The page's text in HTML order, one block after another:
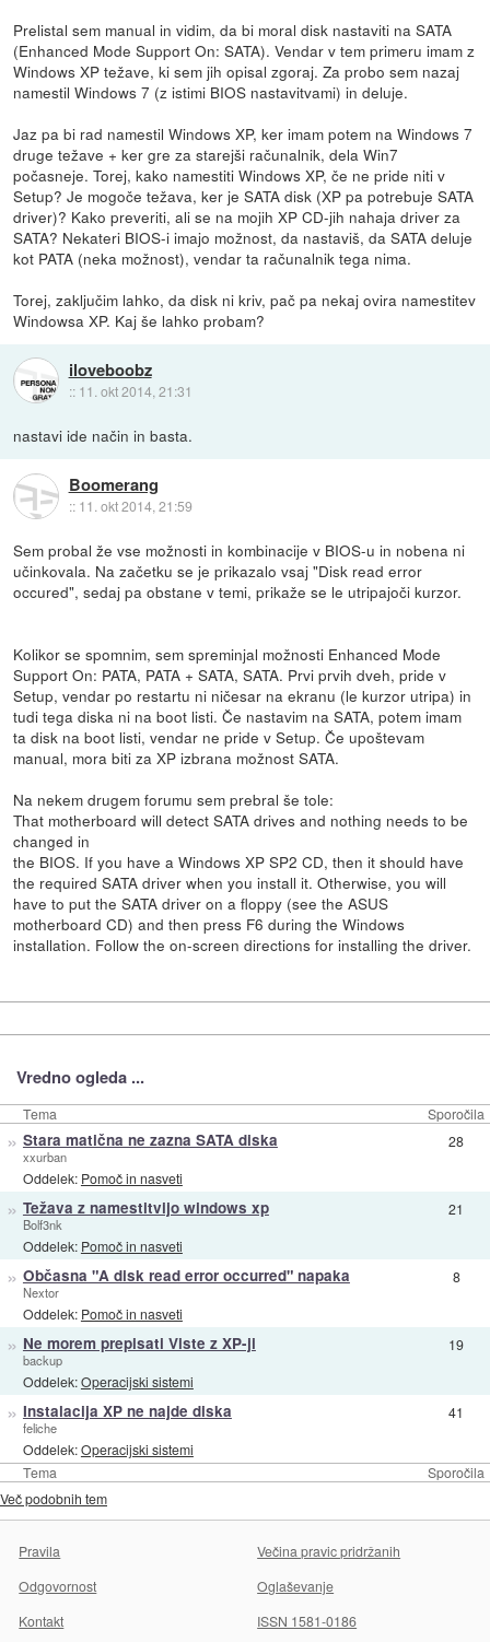
Prelistal sem manual in vidim, da bi moral disk nastaviti na SATA
(Enhanced Mode Support On: SATA). Vendar v tem primeru imam z
Windows XP težave, ki sem jih opisal zgoraj. Za probo sem nazaj
namestil Windows 7 (z istimi BIOS nastavitvami) in deluje.
Jaz pa bi rad namestil Windows XP, ker imam potem na Windows 7
druge težave + ker gre za starejši računalnik, dela Win7
počasneje. Torej, kako namestiti Windows XP, če ne pride niti v
Setup? Je mogoče težava, ker je SATA disk (XP pa potrebuje SATA
driver)? Kako preveriti, ali se na mojih XP CD-jih nahaja driver za
SATA? Nekateri BIOS-i imajo možnost, da nastaviš, da SATA deluje
kot PATA (neka možnost), vendar ta računalnik tega nima.
Torej, zaključim lahko, da disk ni kriv, pač pa nekaj ovira namestitev
Windowsa XP. Kaj še lahko probam?
iloveboobz
:: 11. okt 2014, 21:31
nastavi ide način in basta.
Boomerang
:: 11. okt 2014, 21:59
Sem probal že vse možnosti in kombinacije v BIOS-u in nobena ni
učinkovala. Na začetku se je prikazalo vsaj "Disk read error
occured", sedaj pa obstane v temi, prikaže se le utripajoči kurzor.
Kolikor se spomnim, sem spreminjal možnosti Enhanced Mode
Support On: PATA, PATA + SATA, SATA. Prvi prvih dveh, pride v
Setup, vendar po restartu ni ničesar na ekranu (le kurzor utripa) in
tudi tega diska ni na boot listi. Če nastavim na SATA, potem imam
ta disk na boot listi, vendar ne pride v Setup. Če upoštevam
manual, mora biti za XP izbrana možnost SATA.
Na nekem drugem forumu sem prebral še tole:
That motherboard will detect SATA drives and nothing needs to be
changed in
the BIOS. If you have a Windows XP SP2 CD, then it should have
the required SATA driver when you install it. Otherwise, you will
have to put the SATA driver on a floppy (see the ASUS
motherboard CD) and then press F6 during the Windows
installation. Follow the on-screen directions for installing the driver.
Vredno ogleda ...
Tema Sporočila
Tema Sporočila
» Stara matična ne zazna SATA diska
xxurban
Oddelek: Pomoč in nasveti
28
» Težava z namestitvijo windows xp
Bolf3nk
Oddelek: Pomoč in nasveti
21
» Občasna "A disk read error occurred" napaka
Nextor
Oddelek: Pomoč in nasveti
8
» Ne morem prepisati Viste z XP-ji
backup
Oddelek:Operacijski sistemi
19
» Instalacija XP ne najde diska
feliche
Oddelek:Operacijski sistemi
41
Več podobnih tem
Pravila
Večina pravic pridržanih
Odgovornost
Oglaševanje
Kontakt
ISSN 1581-0186